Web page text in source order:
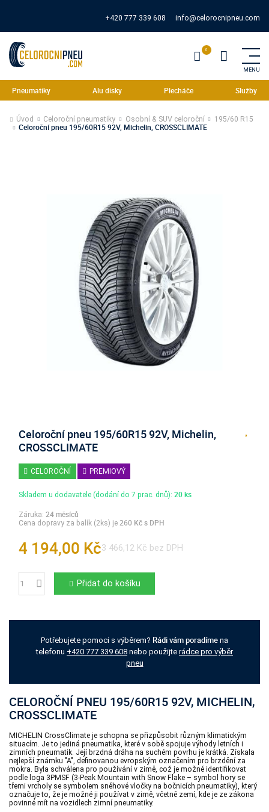
+420 777 339 608 info@celorocnipneu.com
Pneumatiky Alu disky Plecháče Služby
Úvod Celoroční pneumatiky Osobní & SUV celoroční 195/60 R15
Celoroční pneu 195/60R15 92V, Michelin, CROSSCLIMATE
Celoroční pneu 195/60R15 92V, Michelin,
CROSSCLIMATE
CELOROČNÍ PREMIOVÝ
Skladem u dodavatele (dodání do 7 prac. dnů):20 ks
Záruka:24 měsíců
Cena dopravy za balík (2ks) je260 Kč s DPH
4 194,00 Kč3 466,12 Kč bez DPH
Počet Přidat do košíku
Potřebujete pomoci s výběrem? Rádi vám poradíme na
telefonu +420 777 339 608 nebo použijte rádce pro výběr
pneu
CELOROČNÍ PNEU 195/60R15 92V, MICHELIN,
CROSSCLIMATE
MICHELIN CrossClimate je schopna se přizpůsobit různým klimatickým
situacím. Je to jediná pneumatika, které v sobě spojuje výhody letních i
zimních pneumatik. Její brzdná dráha na suchém povrhu je krátká. Získala
nejlepší známku "A", definovanou evropským označením pro brzdění za
mokra. Byla schválena pro používání v zimě, což je možné identifikovat
podle loga 3PMSF (3-Peak Mountain with Snow Flake – symbol hory se
třemi vrcholy se symbolem sněhové vločky na bočnicích pneumatiky), který
označuje to, že je možné ji používat v zimě, včetně zemí, kde je ze zákona
povinné mít na vozidlech zimní pneumatiky.